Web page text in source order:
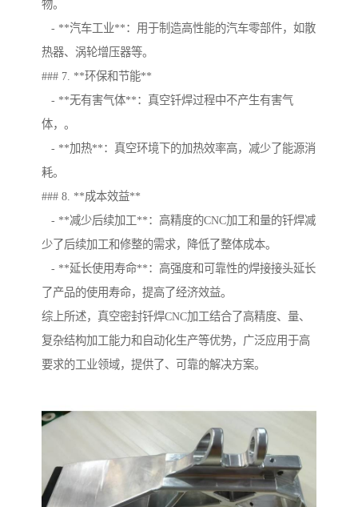
物。
- **汽车工业**：用于制造高性能的汽车零部件，如散
热器、涡轮增压器等。
### 7. **环保和节能**
- **无有害气体**：真空钎焊过程中不产生有害气
体，。
- **加热**：真空环境下的加热效率高，减少了能源消
耗。
### 8. **成本效益**
- **减少后续加工**：高精度的CNC加工和量的钎焊减
少了后续加工和修整的需求，降低了整体成本。
- **延长使用寿命**：高强度和可靠性的焊接接头延长
了产品的使用寿命，提高了经济效益。
综上所述，真空密封钎焊CNC加工结合了高精度、量、
复杂结构加工能力和自动化生产等优势，广泛应用于高
要求的工业领域，提供了、可靠的解决方案。